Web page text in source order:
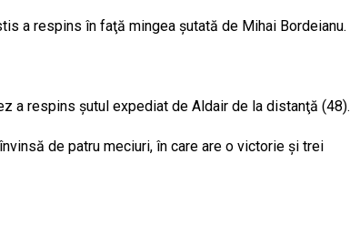
a respins în faţă mingea şutată de Mihai Bordeianu.
a respins şutul expediat de Aldair de la distanţă (48).
de patru meciuri, în care are o victorie şi trei